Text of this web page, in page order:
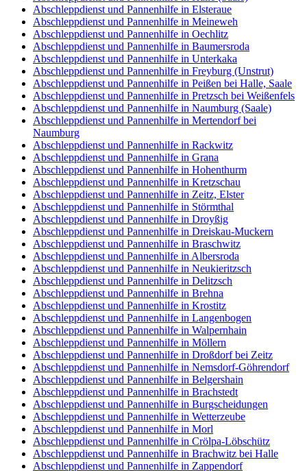
Abschleppdienst und Pannenhilfe in Elsteraue
Abschleppdienst und Pannenhilfe in Meineweh
Abschleppdienst und Pannenhilfe in Oechlitz
Abschleppdienst und Pannenhilfe in Baumersroda
Abschleppdienst und Pannenhilfe in Unterkaka
Abschleppdienst und Pannenhilfe in Freyburg (Unstrut)
Abschleppdienst und Pannenhilfe in Peißen bei Halle, Saale
Abschleppdienst und Pannenhilfe in Pretzsch bei Weißenfels
Abschleppdienst und Pannenhilfe in Naumburg (Saale)
Abschleppdienst und Pannenhilfe in Mertendorf bei
Naumburg
Abschleppdienst und Pannenhilfe in Rackwitz
Abschleppdienst und Pannenhilfe in Grana
Abschleppdienst und Pannenhilfe in Hohenthurm
Abschleppdienst und Pannenhilfe in Kretzschau
Abschleppdienst und Pannenhilfe in Zeitz, Elster
Abschleppdienst und Pannenhilfe in Störmthal
Abschleppdienst und Pannenhilfe in Droyßig
Abschleppdienst und Pannenhilfe in Dreiskau-Muckern
Abschleppdienst und Pannenhilfe in Braschwitz
Abschleppdienst und Pannenhilfe in Albersroda
Abschleppdienst und Pannenhilfe in Neukieritzsch
Abschleppdienst und Pannenhilfe in Delitzsch
Abschleppdienst und Pannenhilfe in Brehna
Abschleppdienst und Pannenhilfe in Krostitz
Abschleppdienst und Pannenhilfe in Langenbogen
Abschleppdienst und Pannenhilfe in Walpernhain
Abschleppdienst und Pannenhilfe in Möllern
Abschleppdienst und Pannenhilfe in Droßdorf bei Zeitz
Abschleppdienst und Pannenhilfe in Nemsdorf-Göhrendorf
Abschleppdienst und Pannenhilfe in Belgershain
Abschleppdienst und Pannenhilfe in Brachstedt
Abschleppdienst und Pannenhilfe in Burgscheidungen
Abschleppdienst und Pannenhilfe in Wetterzeube
Abschleppdienst und Pannenhilfe in Morl
Abschleppdienst und Pannenhilfe in Crölpa-Löbschütz
Abschleppdienst und Pannenhilfe in Brachwitz bei Halle
Abschleppdienst und Pannenhilfe in Zappendorf